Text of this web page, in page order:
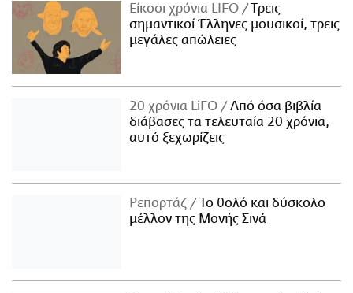
Είκοσι χρόνια LIFO
Tρεις
σημαντικοί Έλληνες μουσικοί, τρεις
μεγάλες απώλειες
20 χρόνια LiFO
Από όσα βιβλία
διάβασες τα τελευταία 20 χρόνια,
αυτό ξεχωρίζεις
Ρεπορτάζ
Το θολό και δύσκολο
μέλλον της Μονής Σινά